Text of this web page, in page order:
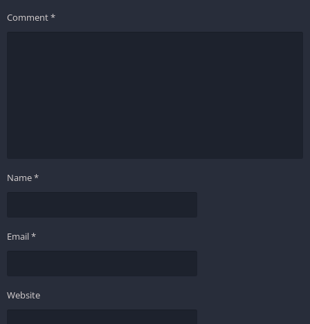
Comment*
Name*
Email*
Website